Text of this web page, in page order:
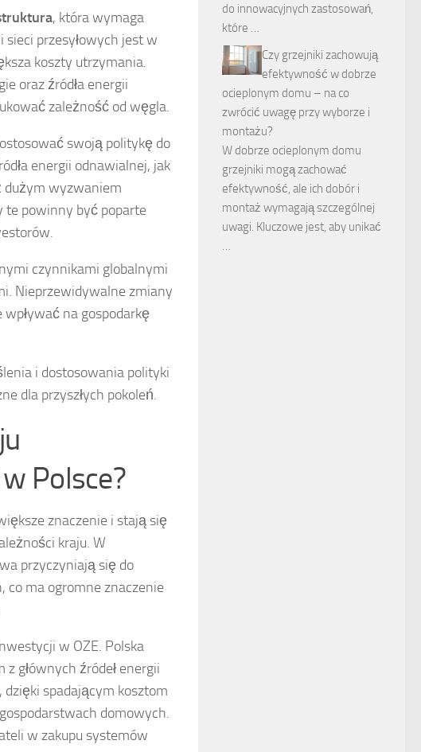
, która wymaga
przesyłowych jest w
koszty utrzymania.
oraz źródła energii
zależność od węgla.
swoją politykę do
energii odnawialnej, jak
dużym wyzwaniem
te powinny być poparte
czynnikami globalnymi
Nieprzewidywalne zmiany
na gospodarkę
i dostosowania polityki
dla przyszłych pokoleń.
Polsce?
znaczenie i stają się
kraju. W
przyczyniają się do
co ma ogromne znaczenie
w OZE. Polska
głównych źródeł energii
dzięki spadającym kosztom
domowych.
w zakupu systemów
do innowacyjnych zastosowań,
które …
Czy grzejniki zachowują
efektywność w dobrze
ocieplonym domu – na co
zwrócić uwagę przy wyborze i
montażu?
W dobrze ocieplonym domu
grzejniki mogą zachować
efektywność, ale ich dobór i
montaż wymagają szczególnej
uwagi. Kluczowe jest, aby unikać
…